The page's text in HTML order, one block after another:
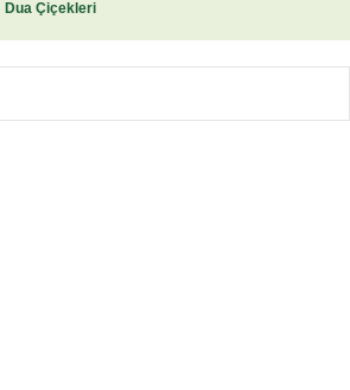
Dua Çiçekleri